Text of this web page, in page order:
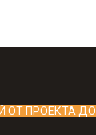
ОТ ПРОЕКТА ДО